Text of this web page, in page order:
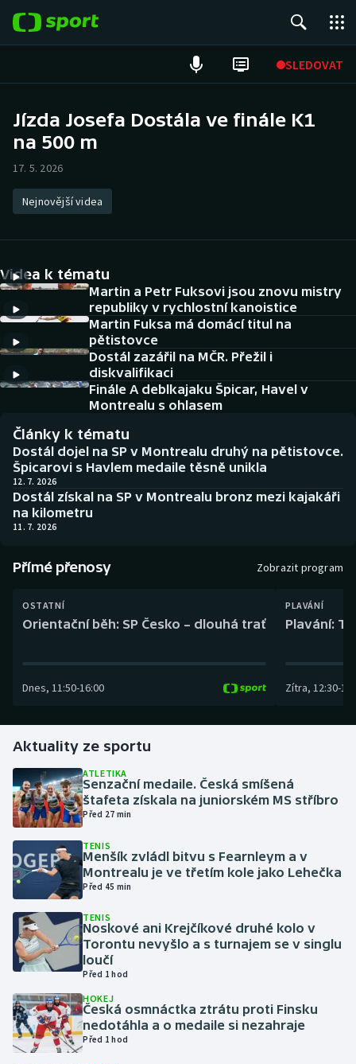
SLEDOVAT
Hokej
Atletika
DALŠÍ SPORTY
Americký fotbal
Baseball a softbal
Biatlon
Boby a skeleton
Box
Curling
Dostihy
Gymnastika
Házená
Jezdectví
Judo
Krasobruslení
Lezení
Lyže a snowboard
Moderní pětiboj
Motorsport
NEPŘEHLÉDNĚTE
Historické návraty
Aplikace ČT sport
AZ kvíz
Jízda Josefa Dostála ve finále K1
na 500 m
17. 5. 2026
Nejnovější videa
Videa k tématu
Martin a Petr Fuksovi jsou znovu mistry
republiky v rychlostní kanoistice
Martin Fuksa má domácí titul na
pětistovce
Dostál zazářil na MČR. Přežil i
diskvalifikaci
Finále A deblkajaku Špicar, Havel v
Montrealu s ohlasem
Články k tématu
Dostál dojel na SP v Montrealu druhý na pětistovce.
Špicarovi s Havlem medaile těsně unikla
12. 7. 2026
Dostál získal na SP v Montrealu bronz mezi kajakáři
na kilometru
11. 7. 2026
Přímé přenosy Zobrazit program
OSTATNÍ
Orientační běh: SP Česko – dlouhá trať
Dnes, 11:50-16:00
PLAVÁNÍ
Plavání:
Zítra, 12:30-
Aktuality ze sportu
ATLETIKA
Senzační medaile. Česká smíšená
štafeta získala na juniorském MS stříbro
Před 27 min
TENIS
Menšík zvládl bitvu s Fearnleym a v
Montrealu je ve třetím kole jako Lehečka
Před 45 min
TENIS
Noskové ani Krejčíkové druhé kolo v
Torontu nevyšlo a s turnajem se v singlu
loučí
Před 1 hod
HOKEJ
Česká osmnáctka ztrátu proti Finsku
nedotáhla a o medaile si nezahraje
Před 1 hod